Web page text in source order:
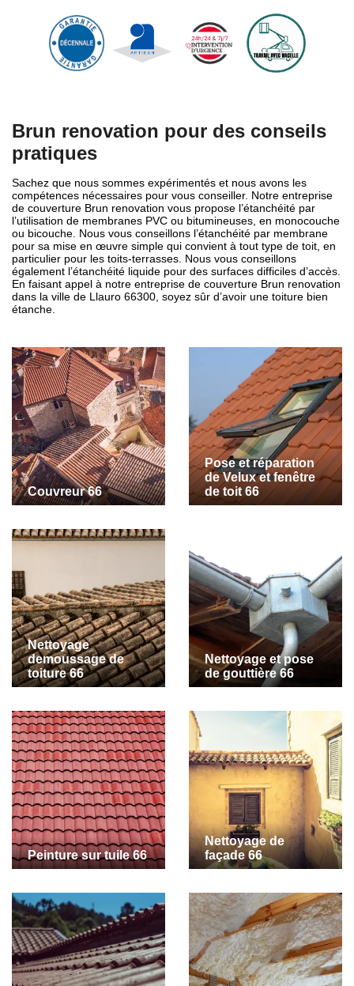
Brun renovation pour des conseils
pratiques
Sachez que nous sommes expérimentés et nous avons les
compétences nécessaires pour vous conseiller. Notre entreprise
de couverture Brun renovation vous propose l’étanchéité par
l’utilisation de membranes PVC ou bitumineuses, en monocouche
ou bicouche. Nous vous conseillons l’étanchéité par membrane
pour sa mise en œuvre simple qui convient à tout type de toit, en
particulier pour les toits-terrasses. Nous vous conseillons
également l’étanchéité liquide pour des surfaces difficiles d’accès.
En faisant appel à notre entreprise de couverture Brun renovation
dans la ville de Llauro 66300, soyez sûr d’avoir une toiture bien
étanche.
Couvreur 66
Pose et réparation
de Velux et fenêtre
de toit 66
Nettoyage
demoussage de
toiture 66
Nettoyage et pose
de gouttière 66
Peinture sur tuile 66
Nettoyage de
façade 66